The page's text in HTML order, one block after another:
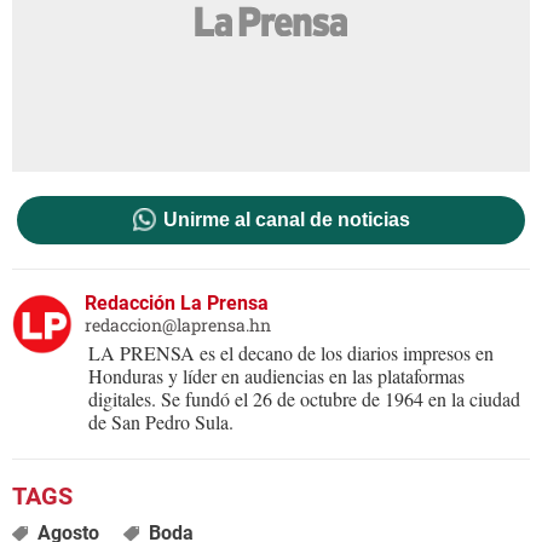
Unirme al canal de noticias
Redacción La Prensa
redaccion@laprensa.hn
LA PRENSA es el decano de los diarios impresos en
Honduras y líder en audiencias en las plataformas
digitales. Se fundó el 26 de octubre de 1964 en la ciudad
de San Pedro Sula.
Agosto Boda